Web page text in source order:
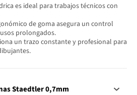
es ideal para trabajos técnicos con
de goma asegura un control
prolongados.
un trazo constante y profesional para
Staedtler 0,7mm